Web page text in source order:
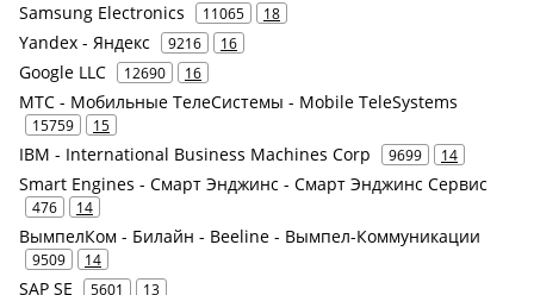
Samsung Electronics 11065 18
Yandex - Яндекс 9216 16
Google LLC 12690 16
МТС - Мобильные ТелеСистемы - Mobile TeleSystems
15759 15
IBM - International Business Machines Corp 9699 14
Smart Engines - Смарт Энджинс - Смарт Энджинс Сервис
476 14
ВымпелКом - Билайн - Beeline - Вымпел-Коммуникации
9509 14
SAP SE 5601 13